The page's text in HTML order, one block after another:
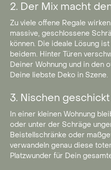
2. Der Mix macht
Zu viele offene Regale
massive, geschlossene
können. Die ideale Lösung
beidem. Hinter Türen
Deiner Wohnung und in den
Deine liebste Deko in Szene.
3. Nischen
In einer kleinen Wohnung
oder unter der Schräge
Beistellschränke oder
verwandeln genau diese
Platzwunder für Dein